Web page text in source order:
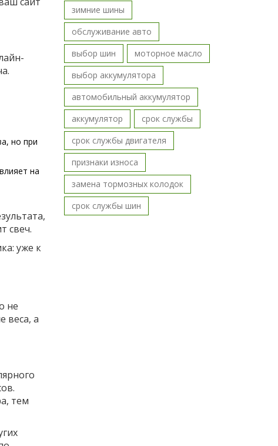
но при
на
свеч.
уже к
не
веса, а
тем
зимние шины
обслуживание авто
выбор шин
моторное масло
выбор аккумулятора
автомобильный аккумулятор
аккумулятор
срок службы
срок службы двигателя
признаки износа
замена тормозных колодок
срок службы шин